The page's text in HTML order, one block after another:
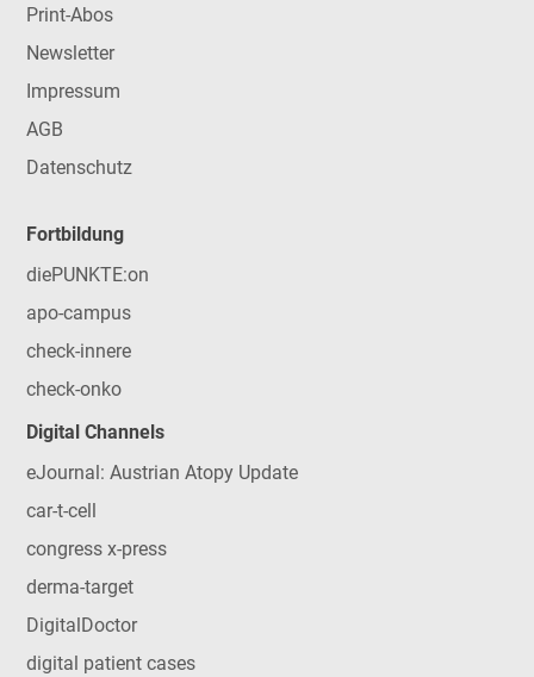
Print-Abos
Newsletter
Impressum
AGB
Datenschutz
Fortbildung
diePUNKTE:on
apo-campus
check-innere
check-onko
Digital Channels
eJournal: Austrian Atopy Update
car-t-cell
congress x-press
derma-target
DigitalDoctor
digital patient cases